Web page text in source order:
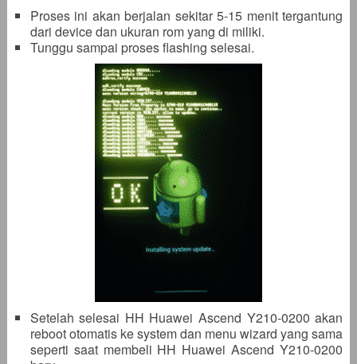
Proses ini akan berjalan sekitar 5-15 menit tergantung
dari device dan ukuran rom yang di miliki.
Tunggu sampai proses flashing selesai.
Setelah selesai HH Huawei Ascend Y210-0200 akan
reboot otomatis ke system dan menu wizard yang sama
seperti saat membeli HH Huawei Ascend Y210-0200